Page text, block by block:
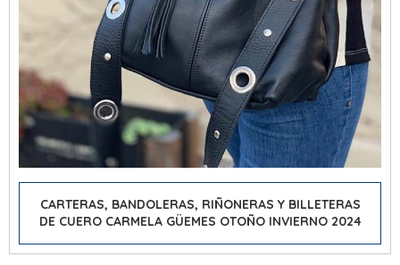
CARTERAS, BANDOLERAS, RIÑONERAS Y BILLETERAS
DE CUERO CARMELA GÜEMES OTOÑO INVIERNO 2024